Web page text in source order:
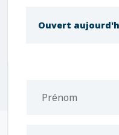
Ouvert
Prénom